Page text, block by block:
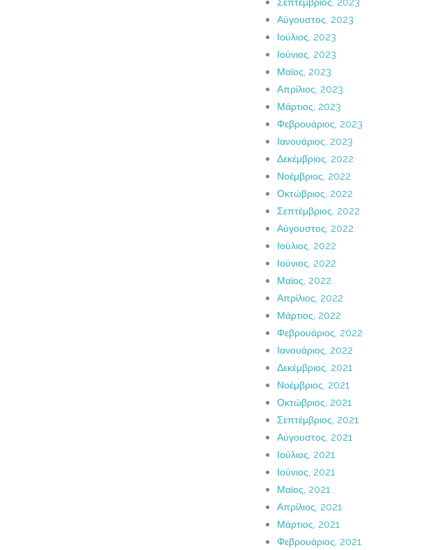
Αύγουστος, 2023
Ιούλιος, 2023
Ιούνιος, 2023
Μαϊος, 2023
Απρίλιος, 2023
Μάρτιος, 2023
Φεβρουάριος, 2023
Ιανουάριος, 2023
Δεκέμβριος, 2022
Νοέμβριος, 2022
Οκτώβριος, 2022
Σεπτέμβριος, 2022
Αύγουστος, 2022
Ιούλιος, 2022
Ιούνιος, 2022
Μαϊος, 2022
Απρίλιος, 2022
Μάρτιος, 2022
Φεβρουάριος, 2022
Ιανουάριος, 2022
Δεκέμβριος, 2021
Νοέμβριος, 2021
Οκτώβριος, 2021
Σεπτέμβριος, 2021
Αύγουστος, 2021
Ιούλιος, 2021
Ιούνιος, 2021
Μαϊος, 2021
Απρίλιος, 2021
Μάρτιος, 2021
Φεβρουάριος, 2021